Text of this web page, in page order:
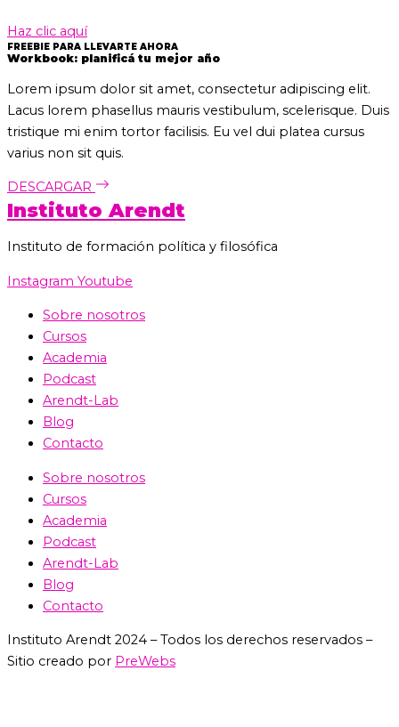
Haz clic aquí
FREEBIE PARA LLEVARTE AHORA
Workbook: planificá tu mejor año
Lorem ipsum dolor sit amet, consectetur adipiscing elit.
Lacus lorem phasellus mauris vestibulum, scelerisque. Duis
tristique mi enim tortor facilisis. Eu vel dui platea cursus
varius non sit quis.
DESCARGAR
Instituto Arendt
Instituto de formación política y filosófica
Instagram Youtube
Sobre nosotros
Cursos
Academia
Podcast
Arendt-Lab
Blog
Contacto
Sobre nosotros
Cursos
Academia
Podcast
Arendt-Lab
Blog
Contacto
Instituto Arendt 2024 – Todos los derechos reservados –
Sitio creado por PreWebs